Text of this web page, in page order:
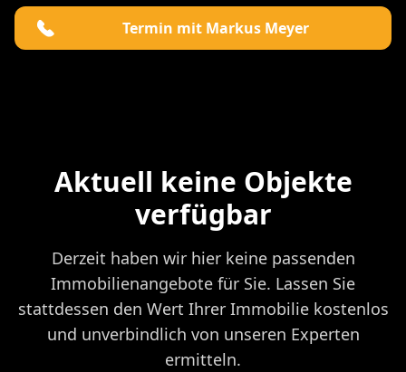
Termin mit Markus Meyer
Aktuell keine Objekte
verfügbar
Derzeit haben wir hier keine passenden
Immobilienangebote für Sie. Lassen Sie
stattdessen den Wert Ihrer Immobilie kostenlos
und unverbindlich von unseren Experten
ermitteln.